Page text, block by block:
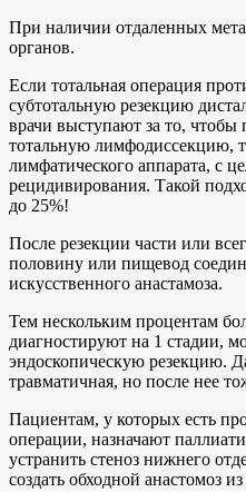
При наличии отдаленных
органов.
Если тотальная операция
субтотальную резекцию
врачи выступают за то,
тотальную лимфодиссекцию,
лимфатического аппарата, с
рецидивирования. Такой
до 25%!
После резекции части или
половину или пищевод
искусственного анастамоза.
Тем нескольким процентам
диагностируют на 1 стадии,
эндоскопическую резекцию.
травматичная, но после нее
Пациентам, у которых есть
операции, назначают
устранить стеноз нижнего
создать обходной анастомоз